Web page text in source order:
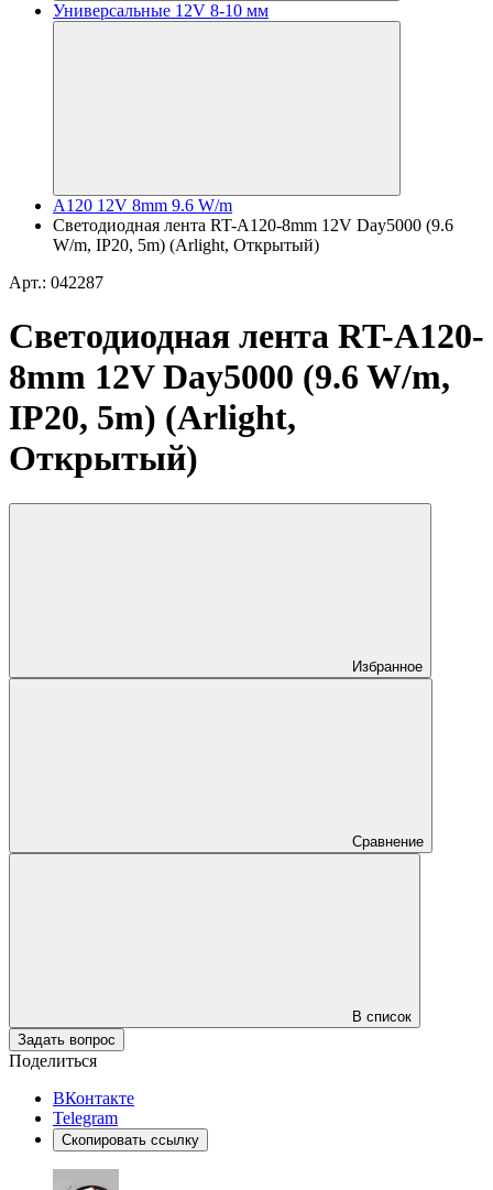
Универсальные 12V 8-10 мм
A120 12V 8mm 9.6 W/m
Светодиодная лента RT-A120-8mm 12V Day5000 (9.6
W/m, IP20, 5m) (Arlight, Открытый)
Арт.: 042287
Светодиодная лента RT-A120-
8mm 12V Day5000 (9.6 W/m,
IP20, 5m) (Arlight,
Открытый)
Избранное
Сравнение
В список
Задать вопрос
Поделиться
ВКонтакте
Telegram
Скопировать ссылку